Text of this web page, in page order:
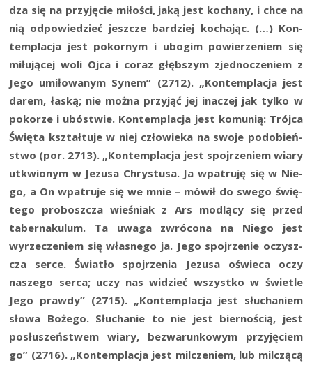
dza się na przy­ję­cie miło­ści, jaką jest kocha­ny, i chce na
nią odpo­wie­dzieć jesz­cze bar­dziej kocha­jąc. (…) Kon­
tem­pla­cja jest pokor­nym i ubo­gim powie­rze­niem się
miłu­ją­cej woli Ojca i coraz głęb­szym zjed­no­cze­niem z
Jego umi­ło­wa­nym Synem” (2712). „Kon­tem­pla­cja jest
darem, łaską; nie moż­na przy­jąć jej ina­czej jak tyl­ko w
poko­rze i ubó­stwie. Kon­tem­pla­cja jest komu­nią: Trój­ca
Świę­ta kształ­tu­je w niej czło­wie­ka na swo­je podo­bień­
stwo (por. 2713). „Kon­tem­pla­cja jest spoj­rze­niem wia­ry
utkwio­nym w Jezu­sa Chry­stu­sa. Ja wpa­tru­ję się w Nie­
go, a On wpa­tru­je się we mnie – mówił do swe­go świę­
te­go pro­bosz­cza wie­śniak z Ars modlą­cy się przed
taber­na­ku­lum. Ta uwa­ga zwró­co­na na Nie­go jest
wyrze­cze­niem się wła­sne­go ja. Jego spoj­rze­nie oczysz­
cza ser­ce. Świa­tło spoj­rze­nia Jezu­sa oświe­ca oczy
nasze­go ser­ca; uczy nas widzieć wszyst­ko w świe­tle
Jego praw­dy” (2715). „Kon­tem­pla­cja jest słu­cha­niem
sło­wa Boże­go. Słu­cha­nie to nie jest bier­no­ścią, jest
posłu­szeń­stwem wia­ry, bez­wa­run­ko­wym przy­ję­ciem
go” (2716). „Kon­tem­pla­cja jest mil­cze­niem, lub mil­czą­cą